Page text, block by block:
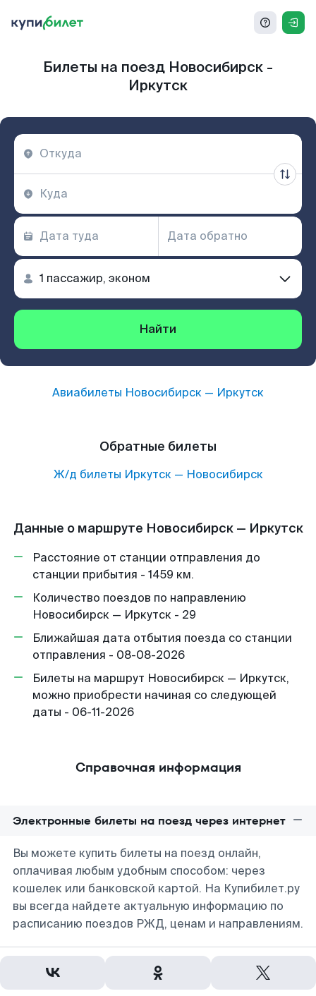
Билеты на поезд Новосибирск -
Иркутск
Найти
Авиабилеты Новосибирск — Иркутск
Обратные билеты
Ж/д билеты Иркутск— Новосибирск
Данные о маршруте Новосибирск — Иркутск
Расстояние от станции отправления до
станции прибытия - 1459 км.
Количество поездов по направлению
Новосибирск — Иркутск - 29
Ближайшая дата отбытия поезда со станции
отправления - 08-08-2026
Билеты на маршрут Новосибирск — Иркутск,
можно приобрести начиная со следующей
даты - 06-11-2026
Справочная информация
Электронные билеты на поезд через интернет
Вы можете купить билеты на поезд онлайн,
оплачивая любым удобным способом: через
кошелек или банковской картой. На Купибилет.ру
вы всегда найдете актуальную информацию по
расписанию поездов РЖД, ценам и направлениям.